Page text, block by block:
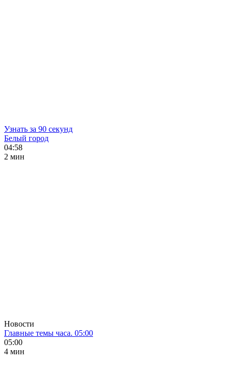
Узнать за 90 секунд
Белый город
04:58
2 мин
Новости
Главные темы часа. 05:00
05:00
4 мин